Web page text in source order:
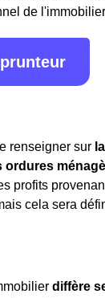
de
renseigner sur
ordures
profits
cela sera
diffère